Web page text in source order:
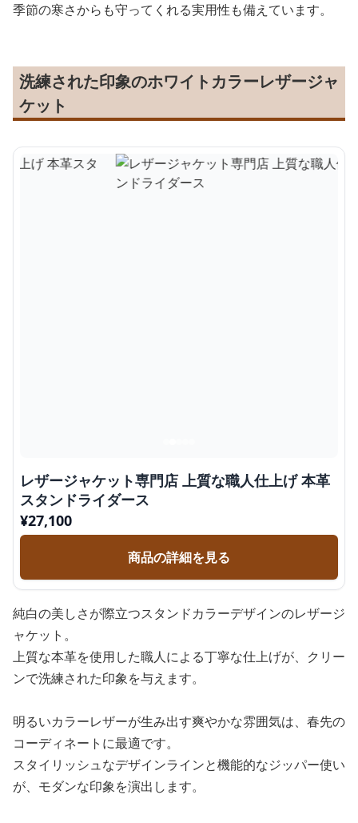
季節の寒さからも守ってくれる実用性も備えています。
洗練された印象のホワイトカラーレザージャ
ケット
レザージャケット専門店 上質な職人仕上げ 本革
スタンドライダース
¥27,100
商品の詳細を見る
純白の美しさが際立つスタンドカラーデザインのレザージ
ャケット。
上質な本革を使用した職人による丁寧な仕上げが、クリー
ンで洗練された印象を与えます。
明るいカラーレザーが生み出す爽やかな雰囲気は、春先の
コーディネートに最適です。
スタイリッシュなデザインラインと機能的なジッパー使い
が、モダンな印象を演出します。